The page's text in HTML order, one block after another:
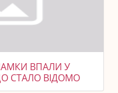
ВПАЛИ У
СТАЛО ВІДОМО